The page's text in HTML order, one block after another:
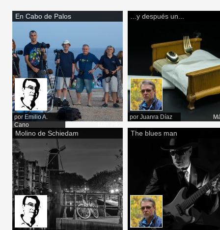
En Cabo de Palos
por Emilio A.
Cano
...y después un...
por Juanra Díaz
Molino de Schiedam The blues man